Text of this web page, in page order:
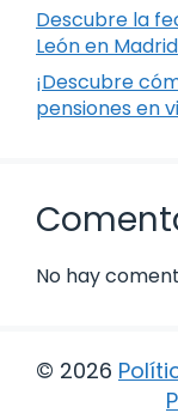
Descubre la
León en Madrid
¡Descubre
pensiones en
No hay
© 2026